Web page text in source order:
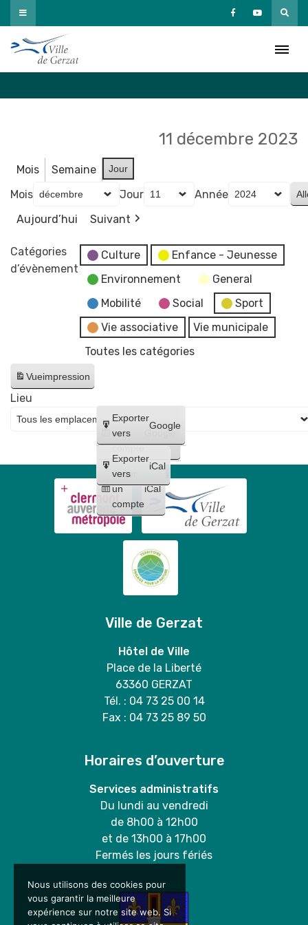
Passer
au
contenu
11 décembre 2023
Mois Semaine Jour
Mois Jour
Année
Aujourd’hui
Suivant
Catégories
d’évènement
Culture
Enfance - Jeunesse
Environnement
General
Mobilité
Social
Sport
Vie associative
Vie municipale
Toutes les catégories
Vueimpression
Créer
un
compte
Google
Créer
un
compte
iCal
Exporter
vers
Google
Exporter
vers
iCal
Lieu
Ville de Gerzat
Hôtel de Ville
Place de la Liberté
63360 GERZAT
Tél. : 04 73 25 00 14
Fax : 04 73 25 89 50
Horaires d’ouverture
Services administratifs
Du lundi au vendredi
de 8h00 à 12h00
et de 13h00 à 17h00
Fermés les jours fériés
Nous utilisons des cookies pour
vous garantir la meilleure
expérience sur notre site web. Si